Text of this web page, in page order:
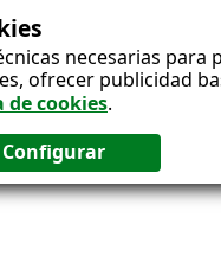
necesarias
ofrecer publicidad
de cookies.